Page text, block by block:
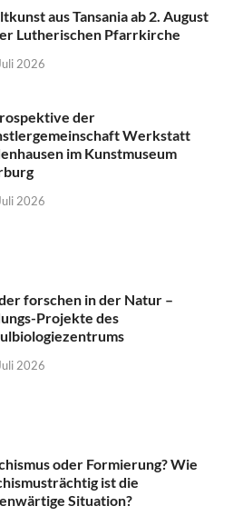
aus Tansania ab 2. August
Lutherischen Pfarrkirche
2026
der
Werkstatt
im Kunstmuseum
2026
forschen in der Natur –
Projekte des
2026
oder Formierung? Wie
ist die
Situation?